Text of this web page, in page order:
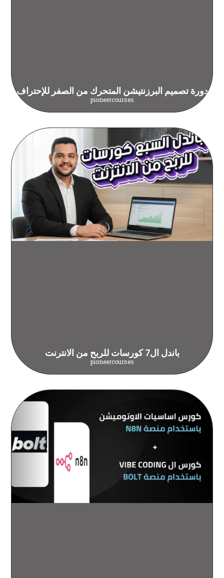
دورة تصميم البرزنتيشن المتحرك من الصفر للإحتراف
pioneercourses
باندل ال7 كورسات للربح من الانترنت
pioneercourses